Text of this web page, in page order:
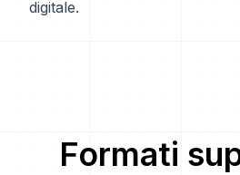
digitale.
Formati